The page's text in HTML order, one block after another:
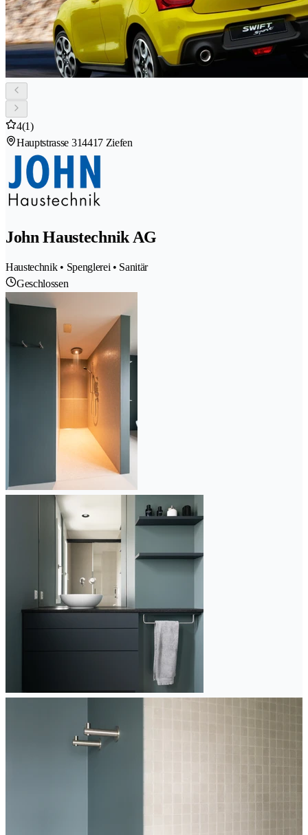
4(1)
Hauptstrasse 314417 Ziefen
John Haustechnik AG
Haustechnik • Spenglerei • Sanitär
Geschlossen